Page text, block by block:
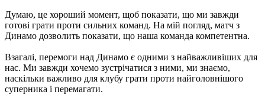
Думаю, це хороший момент, щоб показати, що ми завжди
готові грати проти сильних команд. На мій погляд, матч з
Динамо дозволить показати, що наша команда компетентна.
Взагалі, перемоги над Динамо є одними з найважливіших для
нас. Ми завжди хочемо зустрічатися з ними, ми знаємо,
наскільки важливо для клубу грати проти найголовнішого
суперника і перемагати.